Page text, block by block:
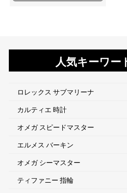
人気キーワー
ロレックス サブマリーナ
カルティエ 時計
オメガ スピードマスター
エルメス バーキン
オメガ シーマスター
ティファニー 指輪